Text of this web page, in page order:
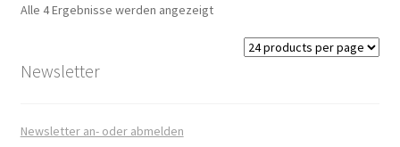
Alle 4 Ergebnisse werden angezeigt
Newsletter
Newsletter an- oder abmelden